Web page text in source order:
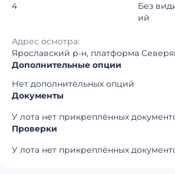
4
Без
ий
Адрес осмотра:
Ярославский р-н, платформа
Дополнительные опции
Нет дополнительных опций
Документы
У лота нет прикреплённых
Проверки
У лота нет прикреплённых